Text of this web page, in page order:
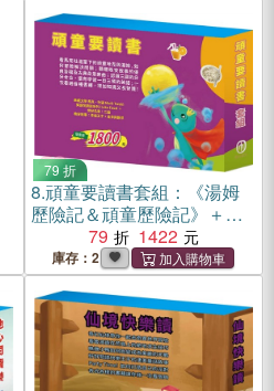
79 折
8.頑童要讀書套組：《湯姆
歷險記＆頑童歷險記》＋
《Read&Learn-ILikeFood》
＋《三國》＋《青蛙王子》
＋《金斧與銀斧》
79 1422
庫存：2